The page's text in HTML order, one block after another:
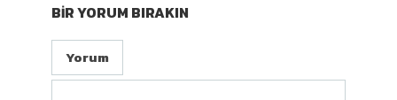
BIR YORUM BIRAKIN
Yorum